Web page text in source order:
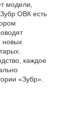
модели,
ОВК есть
новых
каждое
«Зубр».